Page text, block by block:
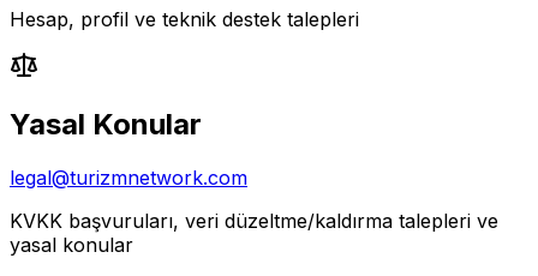
Hesap, profil ve teknik destek talepleri
Yasal Konular
legal@turizmnetwork.com
KVKK başvuruları, veri düzeltme/kaldırma talepleri ve
yasal konular